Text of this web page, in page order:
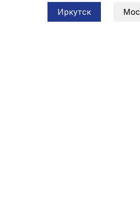
Иркутск